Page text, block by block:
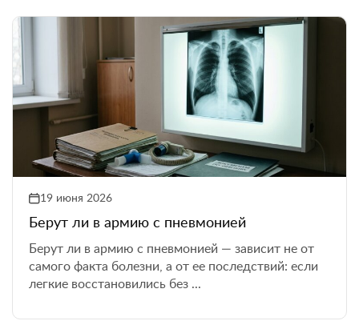
19 июня 2026
Берут ли в армию с пневмонией
Берут ли в армию с пневмонией — зависит не от
самого факта болезни, а от ее последствий: если
легкие восстановились без ...